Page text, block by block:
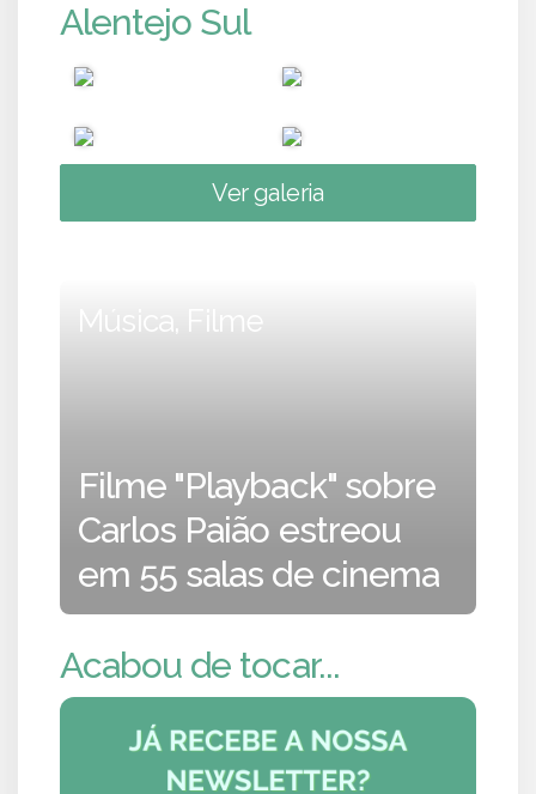
Alentejo Sul
Ver galeria
Música, Filme
Filme "Playback" sobre
Carlos Paião estreou
em 55 salas de cinema
Acabou de tocar...